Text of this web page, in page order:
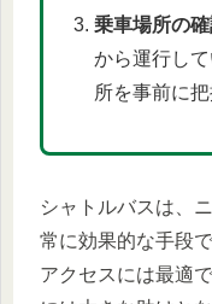
乗車場所の
から運行し
所を事前に
シャトルバスは、
常に効果的な手段
アクセスには最適